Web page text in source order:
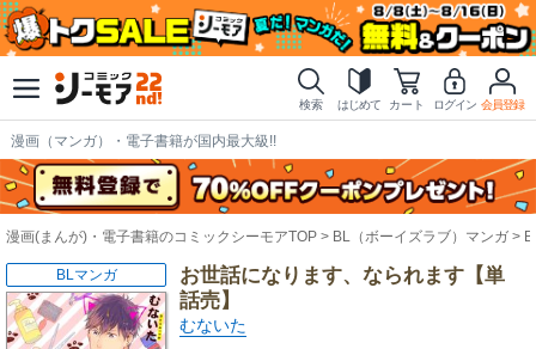
検索 はじめて カート ログイン 会員登録
漫画（マンガ）・電子書籍が国内最大級!!
漫画(まんが)・電子書籍のコミックシーモアTOP BL（ボーイズラブ）マンガ
お世話になります、なられます【単
話売】
むないた
BLマンガ